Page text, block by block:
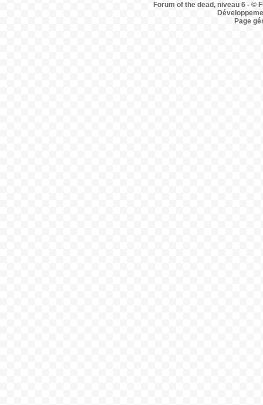
Forum of the dead, niveau 6 - ©
Page